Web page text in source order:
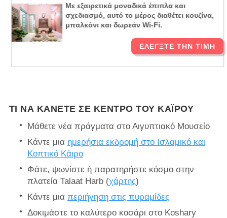
Με εξαιρετικά μοναδικά έπιπλα και
σχεδιασμό, αυτό το μέρος διαθέτει κουζίνα,
μπαλκόνι και δωρεάν Wi-Fi.
ΕΛΈΓΞΤΕ ΤΗΝ ΤΙΜΉ
ΤΙ ΝΑ ΚΆΝΕΤΕ ΣΕ ΚΈΝΤΡΟ ΤΟΥ ΚΑΪ́ΡΟΥ
Μάθετε νέα πράγματα στο Αιγυπτιακό Μουσείο
Κάντε μια ημερήσια εκδρομή στο Ισλαμικό και
Κοπτικό Κάιρο
Φάτε, ψωνίστε ή παρατηρήστε κόσμο στην
πλατεία Talaat Harb (χάρτης)
Κάντε μια περιήγηση στις πυραμίδες
Δοκιμάστε το καλύτερο κοσάρι στο Koshary